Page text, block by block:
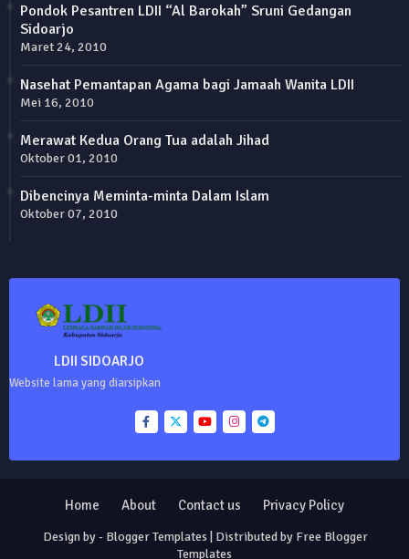
Pondok Pesantren LDII “Al Barokah” Sruni Gedangan
Sidoarjo
Maret 24, 2010
Nasehat Pemantapan Agama bagi Jamaah Wanita LDII
Mei 16, 2010
Merawat Kedua Orang Tua adalah Jihad
Oktober 01, 2010
Dibencinya Meminta-minta Dalam Islam
Oktober 07, 2010
LDII SIDOARJO
Website lama yang diarsipkan
Design by - Blogger Templates | Distributed by Free Blogger
Templates
Home About Contact us Privacy Policy